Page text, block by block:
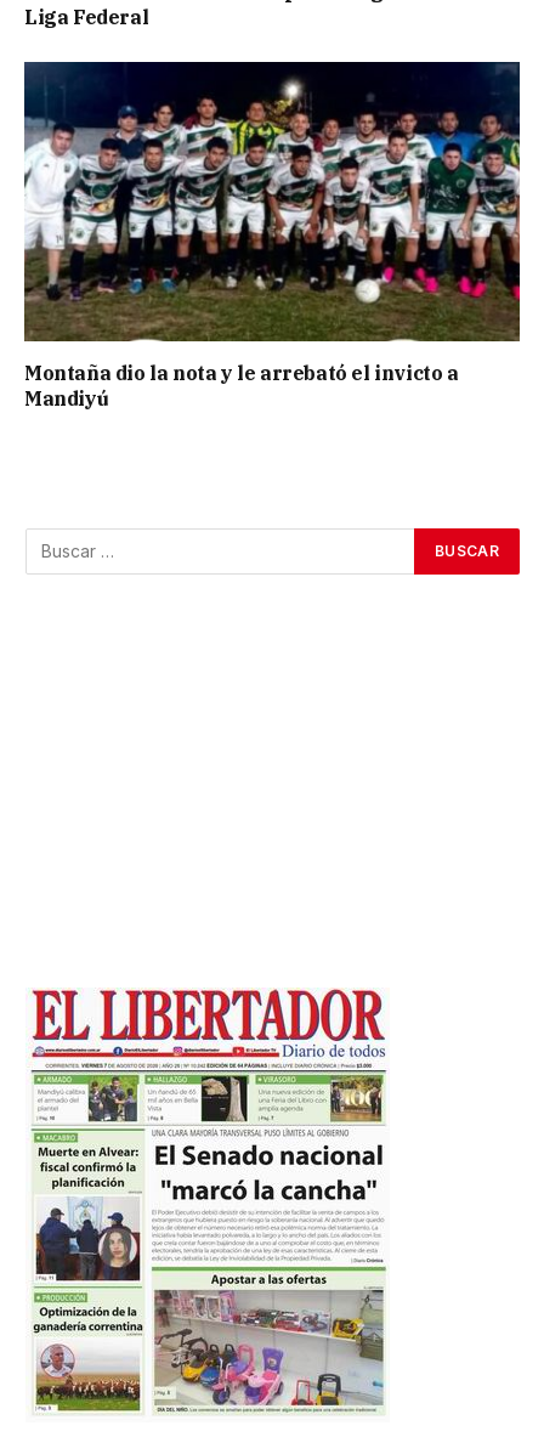
Liga Federal
Montaña dio la nota y le arrebató el invicto a
Mandiyú